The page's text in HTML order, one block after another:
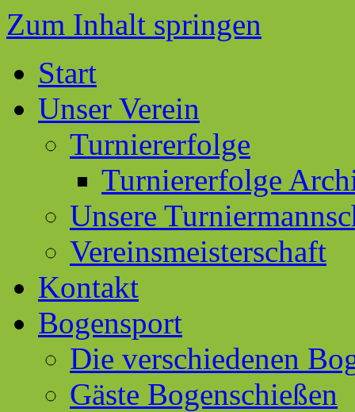
Zum Inhalt springen
Start
Unser Verein
Turniererfolge
Turniererfolge
Unsere
Vereinsmeisterschaft
Kontakt
Bogensport
Die verschiedenen
Gäste Bogenschießen